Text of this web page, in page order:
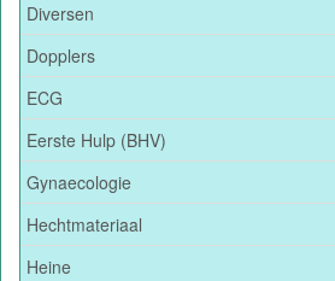
Diversen
Dopplers
ECG
Eerste Hulp (BHV)
Gynaecologie
Hechtmateriaal
Heine